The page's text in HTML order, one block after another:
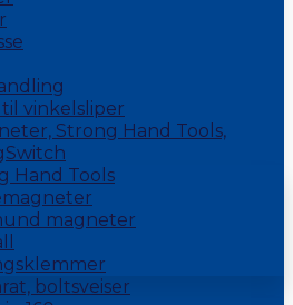
til vinkelsliper
Strong Hand Tools,
Hand Tools
magneter
boltsveiser